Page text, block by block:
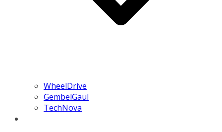
WheelDrive
GembelGaul
TechNova